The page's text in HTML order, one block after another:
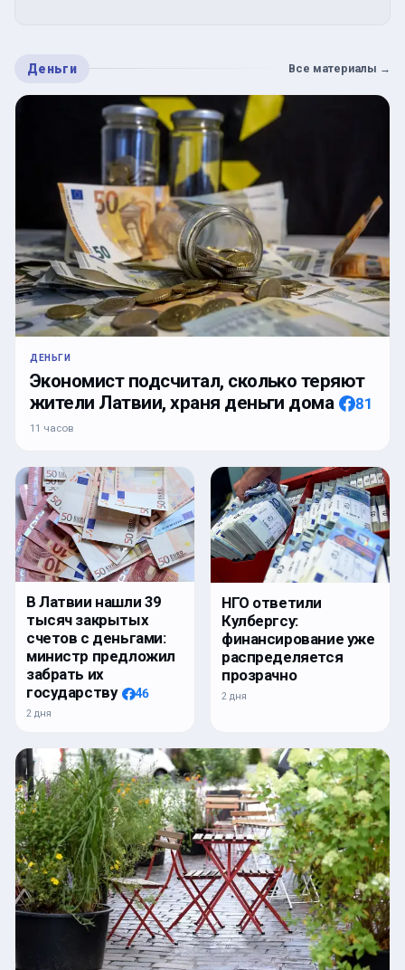
Деньги Все материалы →
ДЕНЬГИ
Экономист подсчитал, сколько теряют
жители Латвии, храня деньги дома
81
11 часов
В Латвии нашли 39
тысяч закрытых
счетов с деньгами:
министр предложил
забрать их
государству
46
2 дня
НГО ответили
Кулбергсу:
финансирование уже
распределяется
прозрачно
2 дня